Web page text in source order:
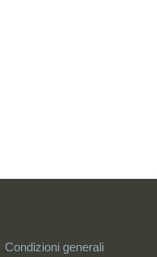
Condizioni generali